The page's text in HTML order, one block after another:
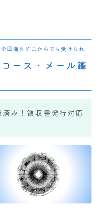
国海外どこからでも受けられ
ース・メール鑑
み！領収書発行対応